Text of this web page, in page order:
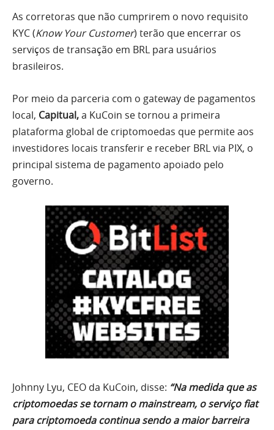
As corretoras que não cumprirem o novo requisito
KYC (Know Your Customer) terão que encerrar os
serviços de transação em BRL para usuários
brasileiros.
Por meio da parceria com o gateway de pagamentos
local, Capitual,a KuCoin se tornou a primeira
plataforma global de criptomoedas que permite aos
investidores locais transferir e receber BRL via PIX, o
principal sistema de pagamento apoiado pelo
governo.
Johnny Lyu, CEO da KuCoin, disse: “Na medida que as
criptomoedas se tornam o mainstream, o serviço fiat
para criptomoeda continua sendo a maior barreira